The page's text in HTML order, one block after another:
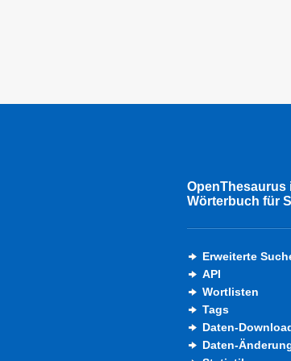
OpenThesaurus
Wörterbuch für
Erweiterte
API
Wortlisten
Tags
Daten-
Daten-